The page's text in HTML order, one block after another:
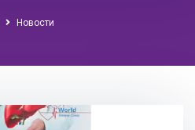
Новости